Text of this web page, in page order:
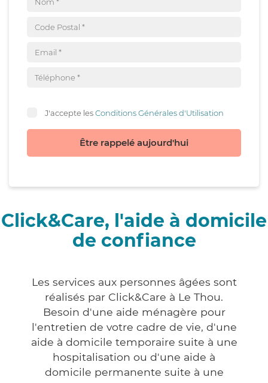
J'accepte lesConditions Générales d'Utilisation
Être rappelé aujourd'hui
Click&Care, l'aide à domicile
de confiance
Les services aux personnes âgées sont
réalisés par Click&Care à Le Thou.
Besoin d'une aide ménagère pour
l'entretien de votre cadre de vie, d'une
aide à domicile temporaire suite à une
hospitalisation ou d'une aide à
domicile permanente suite à une